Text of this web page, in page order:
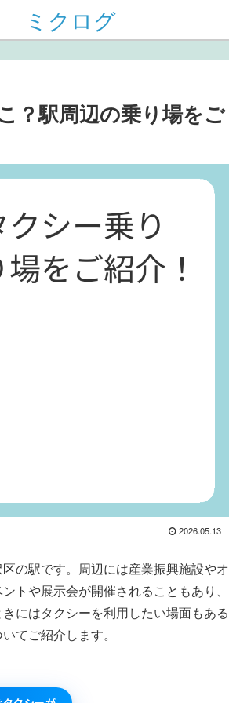
ミクログ
？駅周辺の乗り場をご
2026.05.13
の駅です。周辺には産業振興施設やオ
トや展示会が開催されることもあり、
にはタクシーを利用したい場面もある
てご紹介します。